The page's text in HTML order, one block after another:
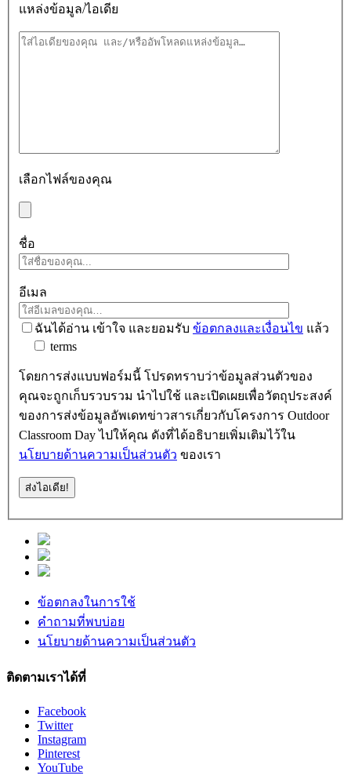
แหล่งข้อมูล/ไอเดีย
เลือกไฟล์ของคุณ
ชื่อ
อีเมล
ฉันได้อ่าน เข้าใจ และยอมรับ ข้อตกลงและเงื่อนไข แล้ว
terms
โดยการส่งแบบฟอร์มนี้ โปรดทราบว่าข้อมูลส่วนตัวของ
คุณจะถูกเก็บรวบรวม นำไปใช้ และเปิดเผยเพื่อวัตถุประสงค์
ของการส่งข้อมูลอัพเดทข่าวสารเกี่ยวกับโครงการ Outdoor
Classroom Day ไปให้คุณ ดังที่ได้อธิบายเพิ่มเติมไว้ใน
นโยบายด้านความเป็นส่วนตัว ของเรา
ข้อตกลงในการใช้
คำถามที่พบบ่อย
นโยบายด้านความเป็นส่วนตัว
ติดตามเราได้ที่
Facebook
Twitter
Instagram
Pinterest
YouTube